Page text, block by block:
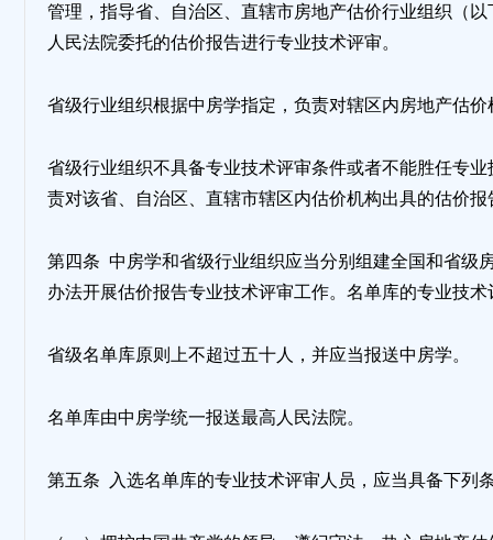
管理，指导省、自治区、直辖市房地产估价行业组织（
人民法院委托的估价报告进行专业技术评审。
省级行业组织根据中房学指定，负责对辖区内房地产估
省级行业组织不具备专业技术评审条件或者不能胜任专
责对该省、自治区、直辖市辖区内估价机构出具的估价
第四条 中房学和省级行业组织应当分别组建全国和省级
办法开展估价报告专业技术评审工作。名单库的专业技
省级名单库原则上不超过五十人，并应当报送中房学。
名单库由中房学统一报送最高人民法院。
第五条 入选名单库的专业技术评审人员，应当具备下列